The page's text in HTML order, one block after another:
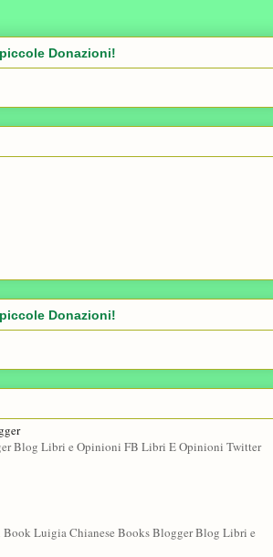
Donazioni!
Donazioni!
Blog Libri e Opinioni FB Libri E Opinioni Twitter
Luigia Chianese Books Blogger Blog Libri e